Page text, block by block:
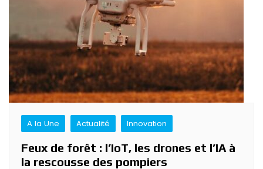
A la Une Actualité Innovation
Feux de forêt : l’IoT, les drones et l’IA à
la rescousse des pompiers